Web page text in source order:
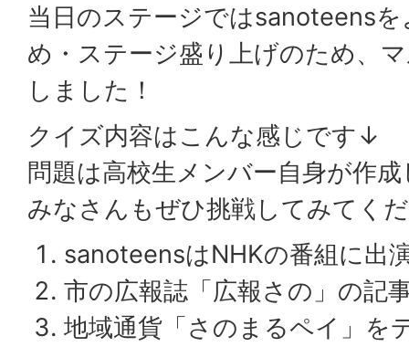
当日のステージではsanoteens
め・ステージ盛り上げのため、
しました！
クイズ内容はこんな感じです↓
問題は高校生メンバー自身が作
みなさんもぜひ挑戦してみてく
sanoteensはNHKの番組に出
市の広報誌「広報さの」の記
地域通貨「さのまるペイ」を